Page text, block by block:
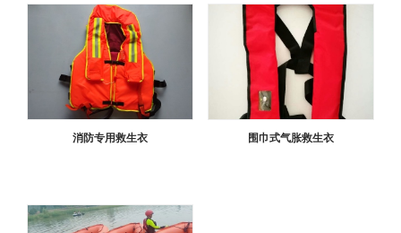
消防专用救生衣 围巾式气胀救生衣